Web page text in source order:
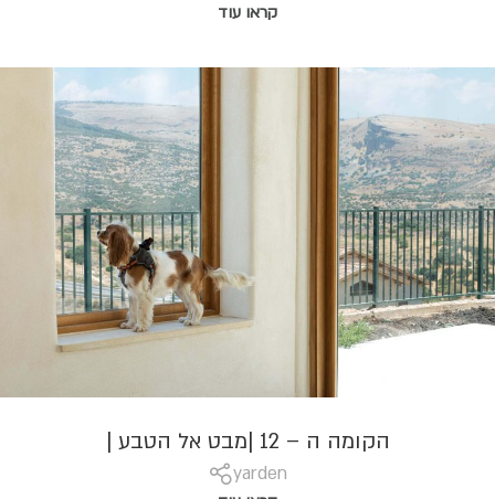
קראו עוד
הקומה ה – 12 |מבט אל הטבע |
yarden